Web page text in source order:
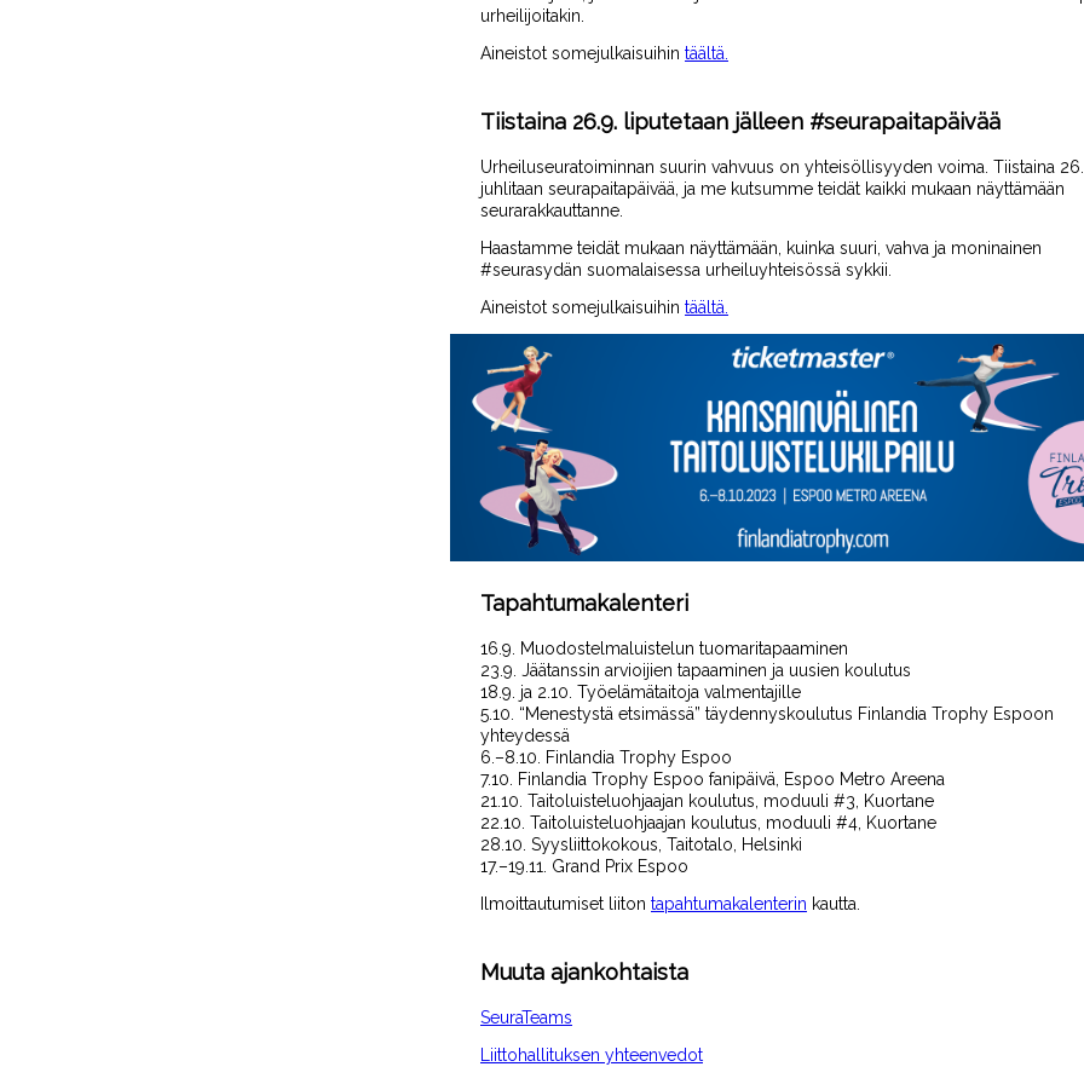
urheilijoitakin.
Aineistot somejulkaisuihin täältä.
Tiistaina 26.9. liputetaan jälleen #seurapaitapäivää
Urheiluseuratoiminnan suurin vahvuus on yhteisöllisyyden voima. Tiistaina
juhlitaan seurapaitapäivää, ja me kutsumme teidät kaikki mukaan näyttämään
seurarakkauttanne.
Haastamme teidät mukaan näyttämään, kuinka suuri, vahva ja moninainen
#seurasydän suomalaisessa urheiluyhteisössä sykkii.
Aineistot somejulkaisuihin täältä.
Tapahtumakalenteri
16.9. Muodostelmaluistelun tuomaritapaaminen
23.9. Jäätanssin arvioijien tapaaminen ja uusien koulutus
18.9. ja 2.10. Työelämätaitoja valmentajille
5.10. “Menestystä etsimässä” täydennyskoulutus Finlandia Trophy Espoon
yhteydessä
6.–8.10. Finlandia Trophy Espoo
7.10. Finlandia Trophy Espoo fanipäivä , Espoo Metro Areena
21.10. Taitoluisteluohjaajan koulutus, moduuli #3 , Kuortane
22.10. Taitoluisteluohjaajan koulutus, moduuli #4, Kuortane
28.10 Syysliittokokous, Taitotalo,
Helsinki
17.–19.11. Grand Prix Espoo
Ilmoittautumiset liiton tapahtumakalenterin kautta.
Muuta ajankohtaista
SeuraTeams
Liittohallituksen yhteenvedot